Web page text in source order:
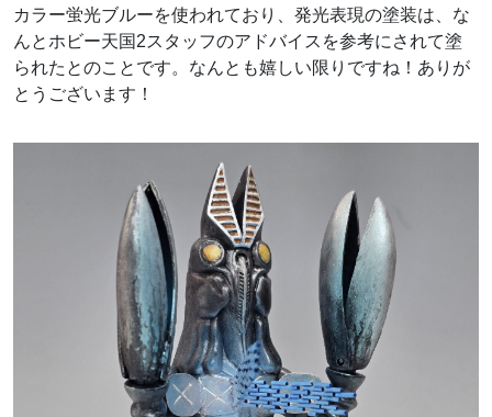
カラー蛍光ブルーを使われており、発光表現の塗装は、な
んとホビー天国2スタッフのアドバイスを参考にされて塗
られたとのことです。なんとも嬉しい限りですね！ありが
とうございます！